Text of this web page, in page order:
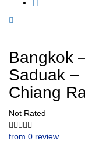
Bangkok
Saduak –
Chiang
Not Rated
from 0 review